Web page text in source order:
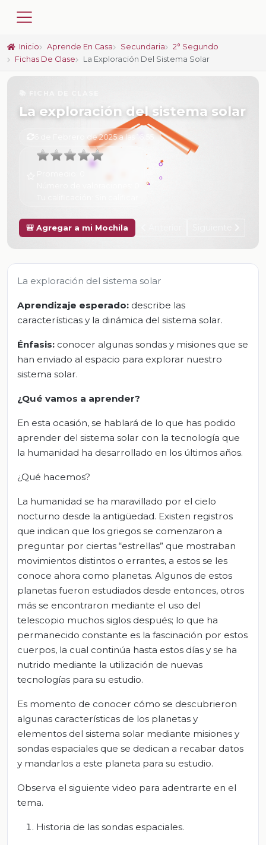
Inicio Aprende En Casa Secundaria
2° Segundo
Fichas De Clase
La Exploración Del Sistema Solar
La exploración del sistema solar
6 de Febrero de 2025 a las 16:55
🎒 Agregar a mi Mochila
La exploración del sistema solar
Aprendizaje esperado: describe las
características y la dinámica del sistema solar.
Énfasis: conocer algunas sondas y misiones que se
han enviado al espacio para explorar nuestro
sistema solar.
¿Qué vamos a aprender?
En esta ocasión, se hablará de lo que has podido
aprender del sistema solar con la tecnología que
la humanidad ha desarrollado en los últimos años.
¿Qué hacemos?
La humanidad se ha maravillado por el cielo
nocturno desde la antigüedad. Existen registros
que indican que los griegos se comenzaron a
preguntar por ciertas “estrellas” que mostraban
movimientos distintos o errantes, a estos se les
conoce ahora como planetas. Algunos de estos
planetas fueron estudiados desde entonces, otros
más se encontraron mediante el uso del
telescopio muchos siglos después; lo que ha
permanecido constante es la fascinación por estos
cuerpos, la cual continúa hasta estos días y se ha
nutrido mediante la utilización de nuevas
tecnologías para su estudio.
Es momento de conocer cómo se descubrieron
algunas características de los planetas y
elementos del sistema solar mediante misiones y
sondas espaciales que se dedican a recabar datos
y mandarlos a este planeta para su estudio.
Observa el siguiente video para adentrarte en el
tema.
Historia de las sondas espaciales.